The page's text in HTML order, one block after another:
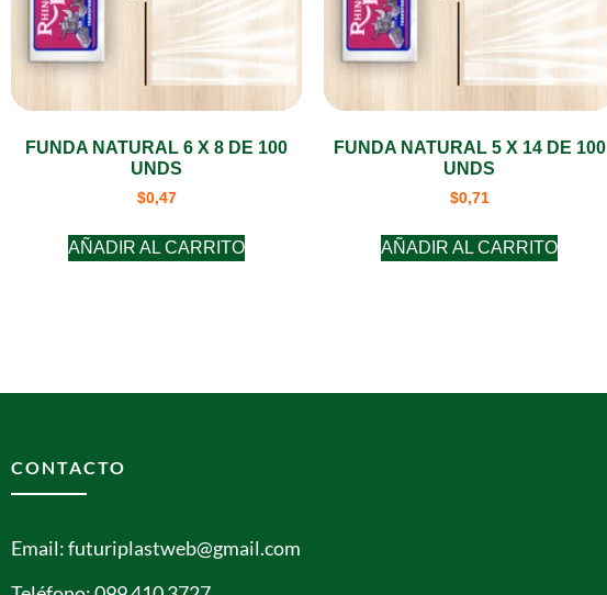
FUNDA NATURAL 6 X 8 DE 100
UNDS
$0,47
AÑADIR AL CARRITO
FUNDA NATURAL 5 X 14 DE 100
UNDS
$0,71
AÑADIR AL CARRITO
CONTACTO
Email: futuriplastweb@gmail.com